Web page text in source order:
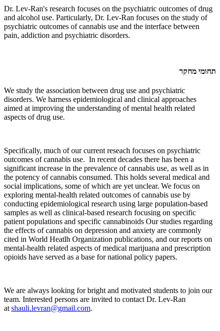
Dr. Lev-Ran's research focuses on the psychiatric outcomes of drug
and alcohol use. Particularly, Dr. Lev-Ran focuses on the study of
psychiatric outcomes of cannabis use and the interface between
pain, addiction and psychiatric disorders.
תחומי מחקר
We study the association between drug use and psychiatric
disorders. We harness epidemiological and clinical approaches
aimed at improving the understanding of mental health related
aspects of drug use.
Specifically, much of our current reseach focuses on psychiatric
outcomes of cannabis use. In recent decades there has been a
significant increase in the prevalence of cannabis use, as well as in
the potency of cannabis consumed. This holds several medical and
social implications, some of which are yet unclear. We focus on
exploring mental-health related outcomes of cannabis use by
conducting epidemiological research using large population-based
samples as well as clinical-based research focusing on specific
patient populations and specific cannabinoids Our studies regarding
the effects of cannabis on depression and anxiety are commonly
cited in World Heatlh Organization publications, and our reports on
mental-health related aspects of medical marijuana and prescription
opioids have served as a base for national policy papers.
We are always looking for bright and motivated students to join our
team. Interested persons are invited to contact Dr. Lev-Ran
at shauli.levran@gmail.com.